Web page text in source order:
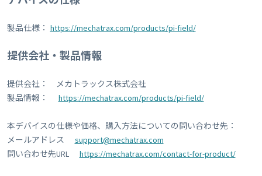
製品仕様： https://mechatrax.com/products/pi-field/
提供会社・製品情報
提供会社： メカトラックス株式会社
製品情報：
https://mechatrax.com/products/pi-field/
本デバイスの仕様や価格、購入方法についての問い合わせ先：
メールアドレス
support@mechatrax.com
問い合わせ先URL
https://mechatrax.com/contact-for-product/